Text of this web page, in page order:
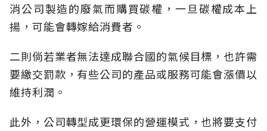
消公司製造的廢氣而購買碳權，一旦碳權成本上
揚，可能會轉嫁給消費者。
二則倘若業者無法達成聯合國的氣候目標，也許需
要繳交罰款，有些公司的產品或服務可能會漲價以
維持利潤。
此外，公司轉型成更環保的營運模式，也將要支付